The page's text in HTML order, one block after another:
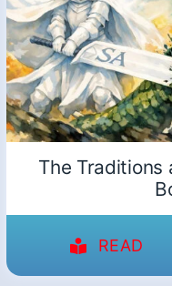
The Traditions
READ